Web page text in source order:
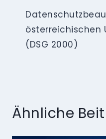
österreichischen
(DSG 2000)
Ähnliche